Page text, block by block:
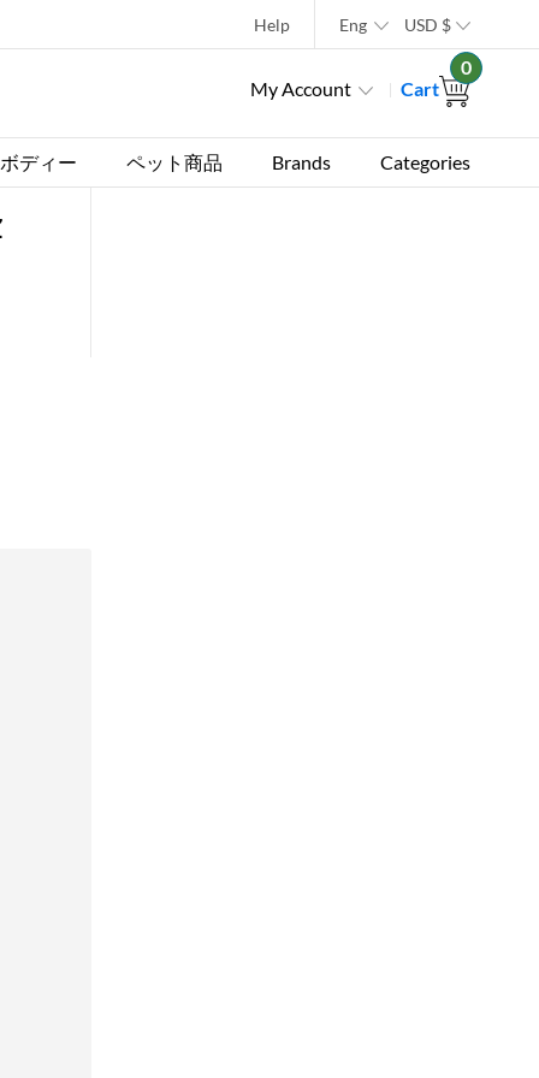
Help Eng USD $
My Account Cart
0
ディー ペット商品 Brands Categories